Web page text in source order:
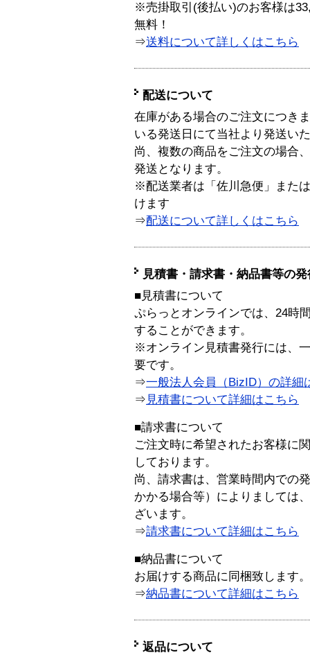
※売掛取引(後払い)のお客様は
無料！
⇒送料について詳しくはこちら
配送について
在庫がある場合のご注文につき
いる発送日にて当社より発送い
尚、複数の商品をご注文の場合
発送となります。
※配送業者は「佐川急便」また
けます
⇒配送について詳しくはこちら
見積書・請求書・納品書等の
■見積書について
ぷらっとオンラインでは、24時
することができます。
※オンライン見積書発行には、
要です。
⇒一般法人会員（BizID）の詳細
⇒ 見積書について詳細はこちら
■請求書について
ご注文時に希望されたお客様に
しております。
尚、請求書は、営業時間内での
かかる場合等）によりましては
ざいます。
⇒請求書について詳細はこちら
■納品書について
お届けする商品に同梱致します。
⇒納品書について詳細はこちら
返品について